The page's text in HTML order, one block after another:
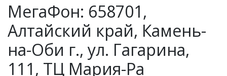
МегаФон: 658701,
Алтайский край, Камень-
на-Оби г., ул. Гагарина,
111, ТЦ Мария-Ра